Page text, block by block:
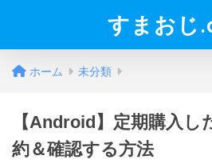
すまおじ
ホーム 未分類
【Android】定期購入し
約＆確認する方法